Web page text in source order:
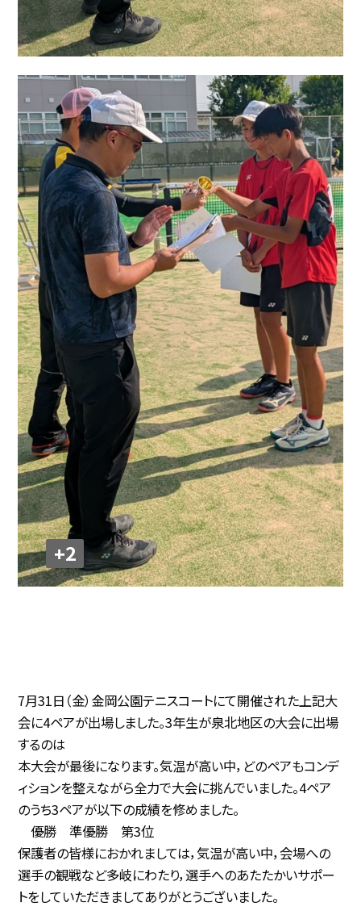
+2
7月31日（金）金岡公園テニスコートにて開催された上記大
会に4ペアが出場しました。3年生が泉北地区の大会に出場
するのは
本大会が最後になります。気温が高い中，どのペアもコンデ
ィションを整えながら全力で大会に挑んでいました。4ペア
のうち3ペアが以下の成績を修めました。
優勝 準優勝 第3位
保護者の皆様におかれましては，気温が高い中，会場への
選手の観戦など多岐にわたり，選手へのあたたかいサポー
トをしていただきましてありがとうございました。